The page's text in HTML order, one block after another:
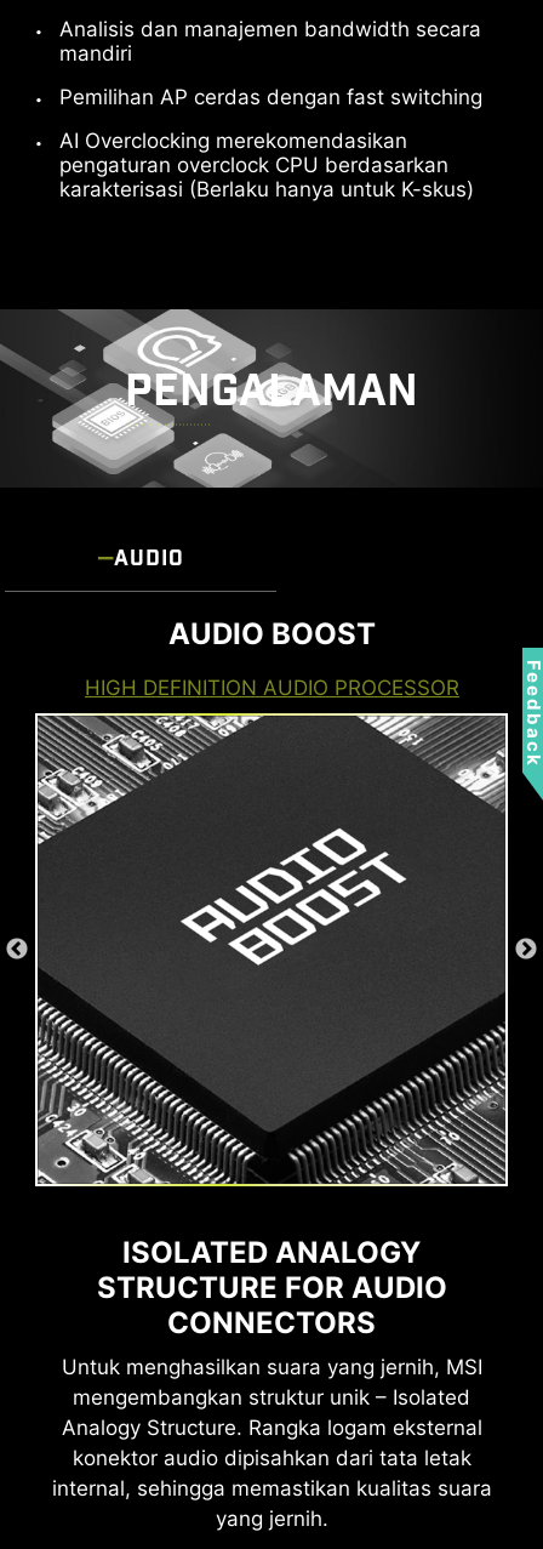
Analisis dan manajemen bandwidth secara
mandiri
Pemilihan AP cerdas dengan fast switching
AI Overclocking merekomendasikan
pengaturan overclock CPU berdasarkan
karakterisasi (Berlaku hanya untuk K-skus)
Setujui dan tonton
Setujui dan tonton
SIAP UNTUK MASA DEPAN -
160 Gbps untuk perangkat dan drive
berkecepatan super terbaru. Port dapat
digunakan untuk beberapa layar 8K eksternal,
dan mendukung pengisian daya cepat hingga
27W.
*Kartu MSI THUNDERBOLTM5 hanya untuk tujuan
ilustrasi dan tidak disertakan dalam paket.
Total 160Gbps Transmission
Mentransfer file besar lebih
cepat dari sebelumnya
gambar, video, dan lainnya
secara bersamaan
27W Power Delivery
Memberikan hingga 27W
untuk pengisian cepat
PENGALAMAN
AUDIO
AUDIO BOOST
HIGH DEFINITION AUDIO PROCESSOR
ISOLATED ANALOGY
STRUCTURE FOR AUDIO
CONNECTORS
Untuk menghasilkan suara yang jernih, MSI
mengembangkan struktur unik – Isolated
Analogy Structure. Rangka logam eksternal
konektor audio dipisahkan dari tata letak
internal, sehingga memastikan kualitas suara
yang jernih.